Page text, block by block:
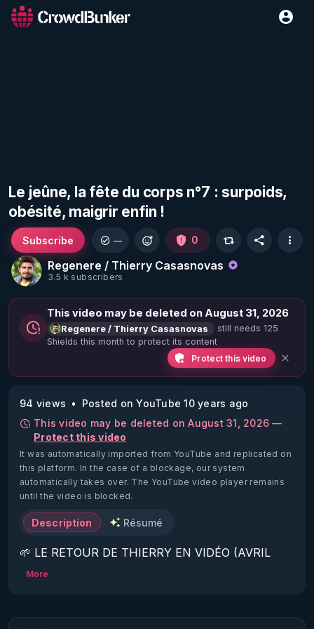
Le jeûne, la fête du corps n°7 : surpoids,
obésité, maigrir enfin !
Regenere / Thierry Casasnovas
3.5 k subscribers
Subscribe — 0
This video may be deleted on August 31, 2026
Regenere / Thierry Casasnovas
still needs 125
Shields this month to protect its content
Protect this video
94 views
Posted on YouTube 10 years ago
This video may be deleted on August 31, 2026 —
Protect this video
It was automatically imported from YouTube and replicated on
this platform. In the case of a blockage, our system
automatically takes over. The YouTube video player remains
until the video is blocked.
Description Résumé
🌱 LE RETOUR DE THIERRY EN VIDÉO (AVRIL
2022)!
https://www.rgnr.fr/presentation.html
More